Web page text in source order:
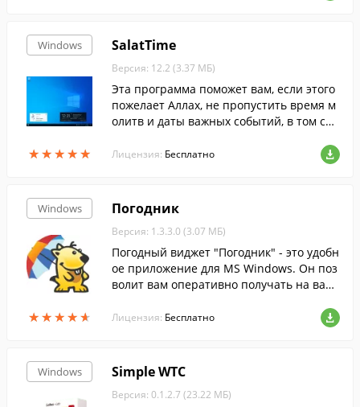
Windows
★★★★★
★★★★★
SalatTime
Версия: 12.2 (3.37 МБ)
Эта программа поможет вам, если этого
пожелает Аллах, не пропустить время м
олитв и даты важных событий, в том слу
за компьютером.
Лицензия: Бесплатно
Windows
★★★★★
★★★★★
Погодник
Версия: 1.3.3.0 (3.07 МБ)
Погодный виджет "Погодник" - это удобн
ое приложение для MS Windows. Он поз
волит вам оперативно получать на ваш
завтра для выбранного вами города.
Лицензия: Бесплатно
Windows Simple WTC
Версия: 0.1.2.7 (23.22 МБ)